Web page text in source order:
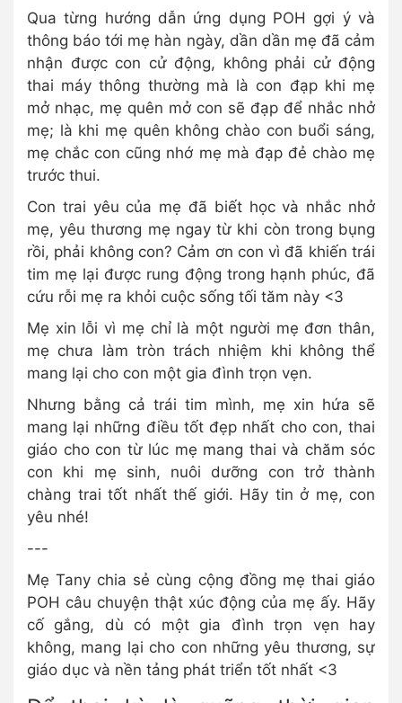
Qua từng hướng dẫn ứng dụng POH gợi ý và
thông báo tới mẹ hàn ngày, dần dần mẹ đã cảm
nhận được con cử động, không phải cử động
thai máy thông thường mà là con đạp khi mẹ
mở nhạc, mẹ quên mở con sẽ đạp để nhắc nhở
mẹ; là khi mẹ quên không chào con buổi sáng,
mẹ chắc con cũng nhớ mẹ mà đạp đẻ chào mẹ
trước thui.
Con trai yêu của mẹ đã biết học và nhắc nhở
mẹ, yêu thương mẹ ngay từ khi còn trong bụng
rồi, phải không con? Cảm ơn con vì đã khiến trái
tim mẹ lại được rung động trong hạnh phúc, đã
cứu rỗi mẹ ra khỏi cuộc sống tối tăm này <3
Mẹ xin lỗi vì mẹ chỉ là một người mẹ đơn thân,
mẹ chưa làm tròn trách nhiệm khi không thể
mang lại cho con một gia đình trọn vẹn.
Nhưng bằng cả trái tim mình, mẹ xin hứa sẽ
mang lại những điều tốt đẹp nhất cho con, thai
giáo cho con từ lúc mẹ mang thai và chăm sóc
con khi mẹ sinh, nuôi dưỡng con trở thành
chàng trai tốt nhất thế giới. Hãy tin ở mẹ, con
yêu nhé!
---
Mẹ Tany chia sẻ cùng cộng đồng mẹ thai giáo
POH câu chuyện thật xúc động của mẹ ấy. Hãy
cố gắng, dù có một gia đình trọn vẹn hay
không, mang lại cho con những yêu thương, sự
giáo dục và nền tảng phát triển tốt nhất <3